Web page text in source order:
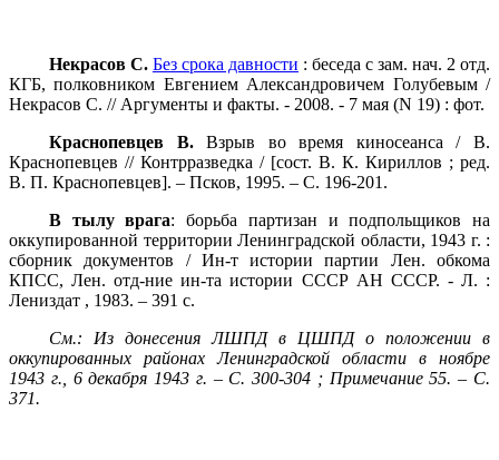
Некрасов С. Без срока давности : беседа с зам. нач. 2 отд.
КГБ, полковником Евгением Александровичем Голубевым /
Некрасов С. // Аргументы и факты. - 2008. - 7 мая (N 19) : фот.
Краснопевцев В.Взрыв во время киносеанса / В.
Краснопевцев // Контрразведка / [сост. В. К. Кириллов ; ред.
В. П. Краснопевцев]. – Псков, 1995. – С. 196-201.
В тылу врага: борьба партизан и подпольщиков на
оккупированной территории Ленинградской области, 1943 г. :
сборник документов / Ин-т истории партии Лен. обкома
КПСС, Лен. отд-ние ин-та истории СССР АН СССР. - Л. :
Лениздат , 1983. – 391 с.
См.: Из донесения ЛШПД в ЦШПД о положении в
оккупированных районах Ленинградской области в ноябре
1943 г., 6 декабря 1943 г. – С. 300-304 ; Примечание 55. – С.
371.